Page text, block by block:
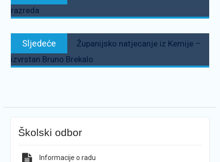
razreda
Sljedeće Sljedeće:
Županijsko natjecanje iz Kemije –
izvrstan Bruno Brekalo
Školski odbor
Informacije o radu